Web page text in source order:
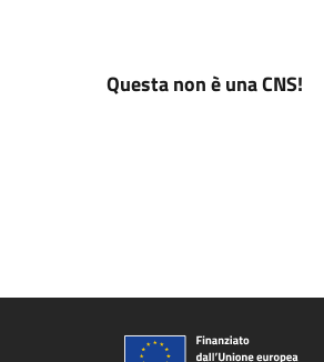
Questa non è una CNS!